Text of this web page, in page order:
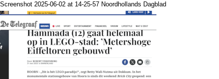
Screenshot 2025-06-02 at 14-25-57 Noordhollands Dagblad